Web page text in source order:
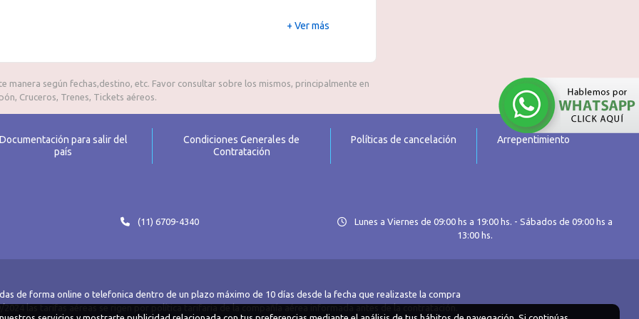
+ Ver más
según fechas,destino, etc. Favor consultar sobre los mismos, principalmente en
Cruceros, Trenes, Tickets aéreos.
para salir del
país
Condiciones Generales de
Contratación
Políticas de cancelación Arrepentimiento
(11) 6709-4340
Lunes a Viernes de 09:00 hs a 19:00 hs. - Sábados de 09:00 hs a
13:00 hs.
de forma online o telefonica dentro de un plazo máximo de 10 días desde la fecha que realizaste la compra